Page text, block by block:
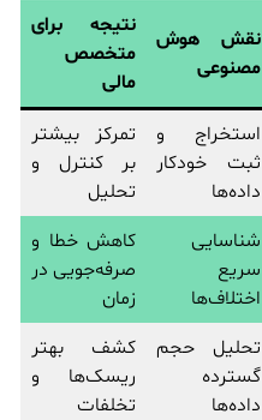
نقش هوش
مصنوعی
نتیجه برای
متخصص
مالی
استخراج و
ثبت خودکار
داده‌ها
تمرکز بیشتر
بر کنترل و
تحلیل
شناسایی
سریع
اختلاف‌ها
کاهش خطا و
صرفه‌جویی در
زمان
تحلیل حجم
گسترده
داده‌ها
کشف بهتر
ریسک‌ها و
تخلفات